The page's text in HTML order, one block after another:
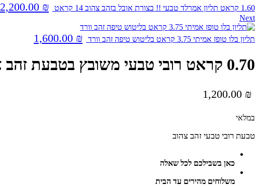
1.60 קראט תליון אמרלד טבעי !! בצורת אובל בזהב צהוב 14 קראט 2,200.00 ₪
Next
תליון בלו טופז אמיתי 3.75 קראט בליטוש טיפה זהב וורד 1,600.00 ₪
0.70 קראט רובי טבעי משובץ בטבעת זהב צהוב 14 קראט
1,200.00 ₪
במלאי
טבעת רובי טבעי זהב צהוב
כאן בשבילכם לכל שאלה
משלוחים מהירים עד הבית